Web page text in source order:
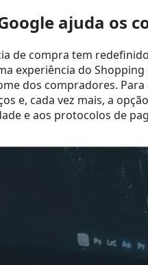
ajuda os
de compra tem
experiência do
dos compradores.
e, cada vez mais, a
e aos protocolos de